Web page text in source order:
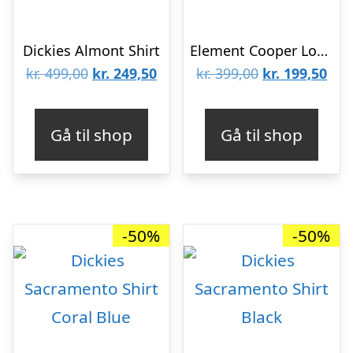
Dickies Almont Shirt
kr.499,00 Den
var:
kr. 499,00.
kr. 249,50Den
kr. 249,50.
Gå til shop
Element Cooper Long Sleeve Shirt Indigo Blue
kr.399,00 Den
var:
kr. 399,00.
kr. 199,50Den
kr.
Gå til shop
-50% -50%